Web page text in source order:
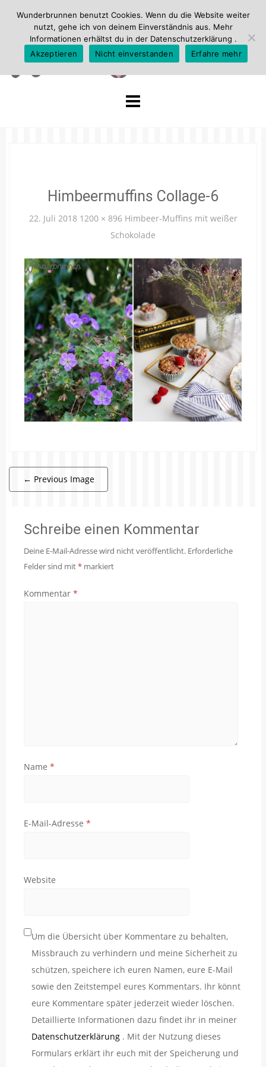
Himbeermuffins Collage-6
22. Juli 2018 1200 × 896 Himbeer-Muffins mit weißer
Schokolade
← Previous Image
Schreibe einen Kommentar
Deine E-Mail-Adresse wird nicht veröffentlicht. Erforderliche
Felder sind mit* markiert
Kommentar *
Name *
E-Mail-Adresse *
Website
Um die Übersicht über Kommentare zu behalten,
Missbrauch zu verhindern und meine Sicherheit zu
schützen, speichere ich euren Namen, eure E-Mail
sowie den Zeitstempel eures Kommentars. Ihr könnt
eure Kommentare später jederzeit wieder löschen.
Detaillierte Informationen dazu findet ihr in meiner
Datenschutzerklärung . Mit der Nutzung dieses
Formulars erklärt ihr euch mit der Speicherung und
Wunderbrunnen benutzt Cookies. Wenn du die Website weiter
nutzt, gehe ich von deinem Einverständnis aus. Mehr
Informationen erhältst du in der Datenschutzerklärung .
Akzeptieren
Nicht einverstanden Erfahre mehr